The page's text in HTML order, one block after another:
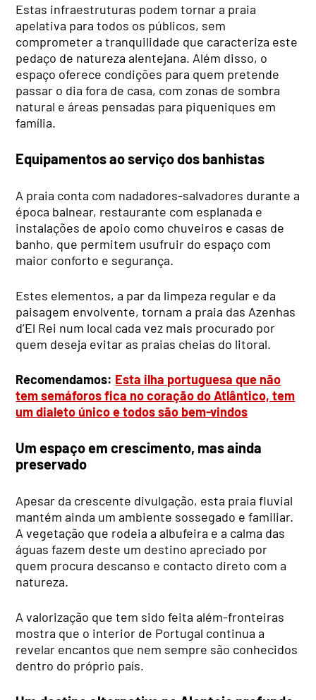
Estas infraestruturas podem tornar a praia
apelativa para todos os públicos, sem
comprometer a tranquilidade que caracteriza este
pedaço de natureza alentejana. Além disso, o
espaço oferece condições para quem pretende
passar o dia fora de casa, com zonas de sombra
natural e áreas pensadas para piqueniques em
família.
Equipamentos ao serviço dos banhistas
A praia conta com nadadores-salvadores durante a
época balnear, restaurante com esplanada e
instalações de apoio como chuveiros e casas de
banho, que permitem usufruir do espaço com
maior conforto e segurança.
Estes elementos, a par da limpeza regular e da
paisagem envolvente, tornam a praia das Azenhas
d’El Rei num local cada vez mais procurado por
quem deseja evitar as praias cheias do litoral.
Recomendamos: Esta ilha portuguesa que não
tem semáforos fica no coração do Atlântico, tem
um dialeto único e todos são bem-vindos
Um espaço em crescimento, mas ainda
preservado
Apesar da crescente divulgação, esta praia fluvial
mantém ainda um ambiente sossegado e familiar.
A vegetação que rodeia a albufeira e a calma das
águas fazem deste um destino apreciado por
quem procura descanso e contacto direto com a
natureza.
A valorização que tem sido feita além-fronteiras
mostra que o interior de Portugal continua a
revelar encantos que nem sempre são conhecidos
dentro do próprio país.